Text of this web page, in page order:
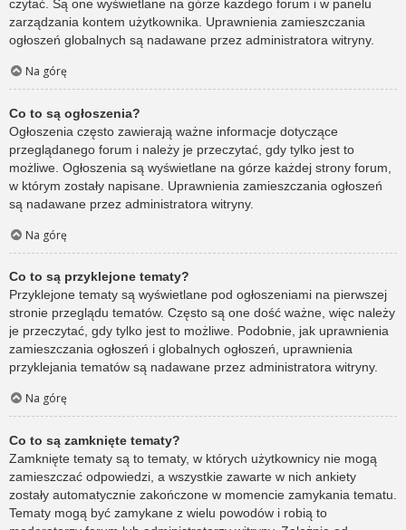
czytać. Są one wyświetlane na górze każdego forum i w panelu
zarządzania kontem użytkownika. Uprawnienia zamieszczania
ogłoszeń globalnych są nadawane przez administratora witryny.
Na górę
Co to są ogłoszenia?
Ogłoszenia często zawierają ważne informacje dotyczące
przeglądanego forum i należy je przeczytać, gdy tylko jest to
możliwe. Ogłoszenia są wyświetlane na górze każdej strony forum,
w którym zostały napisane. Uprawnienia zamieszczania ogłoszeń
są nadawane przez administratora witryny.
Na górę
Co to są przyklejone tematy?
Przyklejone tematy są wyświetlane pod ogłoszeniami na pierwszej
stronie przeglądu tematów. Często są one dość ważne, więc należy
je przeczytać, gdy tylko jest to możliwe. Podobnie, jak uprawnienia
zamieszczania ogłoszeń i globalnych ogłoszeń, uprawnienia
przyklejania tematów są nadawane przez administratora witryny.
Na górę
Co to są zamknięte tematy?
Zamknięte tematy są to tematy, w których użytkownicy nie mogą
zamieszczać odpowiedzi, a wszystkie zawarte w nich ankiety
zostały automatycznie zakończone w momencie zamykania tematu.
Tematy mogą być zamykane z wielu powodów i robią to